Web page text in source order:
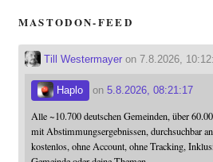
MASTODON-FEED
Till Westermayeron 7.8.2026,
Haplo on 5.8.2026, 08:21:17
Alle ~10.700 deutschen Gemeinden, über
mit Abstimmungsergebnissen, durchsuchbar
kostenlos, ohne Account, ohne Tracking,